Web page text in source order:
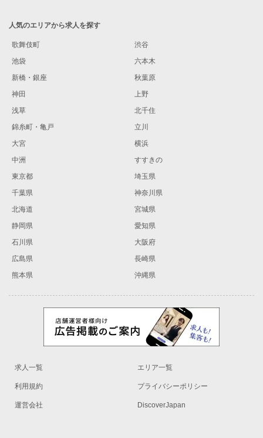
人気のエリアから求人を探す
歌舞伎町
渋谷
池袋
六本木
新橋・銀座
秋葉原
神田
上野
浅草
北千住
錦糸町・亀戸
立川
大宮
横浜
中洲
すすきの
東京都
埼玉県
千葉県
神奈川県
北海道
宮城県
静岡県
愛知県
石川県
大阪府
広島県
長崎県
熊本県
沖縄県
求人一覧 エリア一覧
利用規約 プライバシーポリシー
運営会社 DiscoverJapan